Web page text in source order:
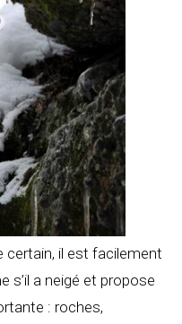
certain, il est facilement
s’il a neigé et propose
: roches,